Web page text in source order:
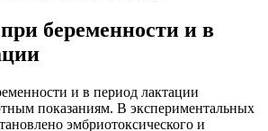
беременности и в
и в период лактации
показаниям. В экспериментальных
эмбриотоксического и